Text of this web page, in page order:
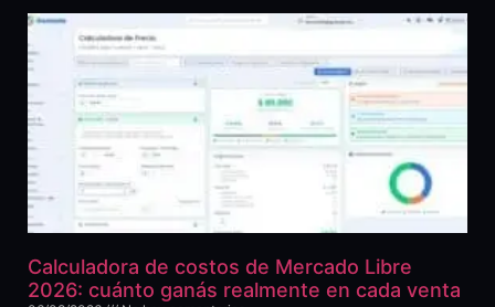
Calculadora de costos de Mercado Libre
2026: cuánto ganás realmente en cada venta